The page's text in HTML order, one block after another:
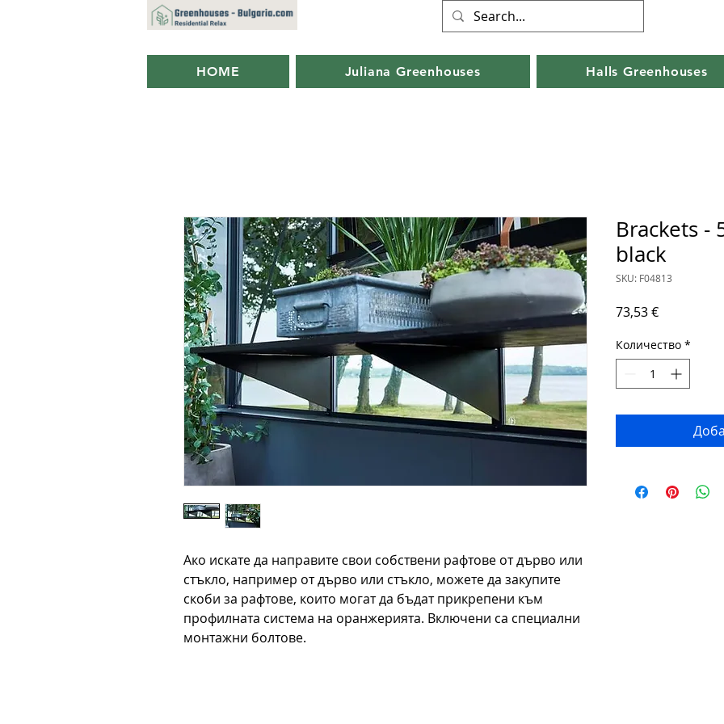
HOME Juliana Greenhouses Halls Greenhouses
Ако искате да направите свои собствени рафтове от дърво или
стъкло, например от дърво или стъкло, можете да закупите
скоби за рафтове, които могат да бъдат прикрепени към
профилната система на оранжерията. Включени са специални
монтажни болтове.
Brackets -
black
SKU: F04813
73,53 €Цена
Количество *